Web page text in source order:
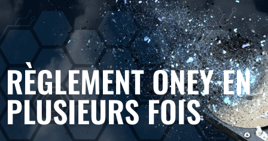
RÈGLEMENT ONEY EN
PLUSIEURS FOIS